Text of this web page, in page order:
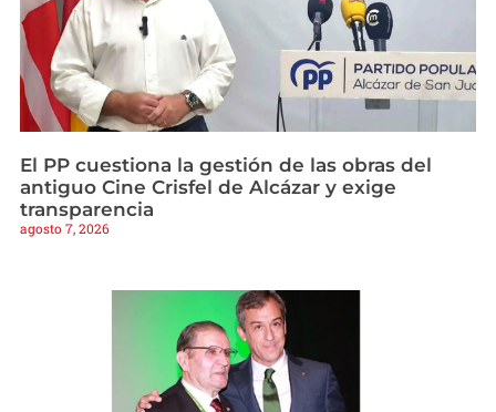
El PP cuestiona la gestión de las obras del
antiguo Cine Crisfel de Alcázar y exige
transparencia
agosto 7, 2026